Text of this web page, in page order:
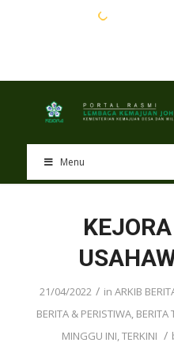
Menu
21/04/2022 / in ARKIB
BERITA & PERISTIWA, BERITA
MINGGU INI,TERKINI /